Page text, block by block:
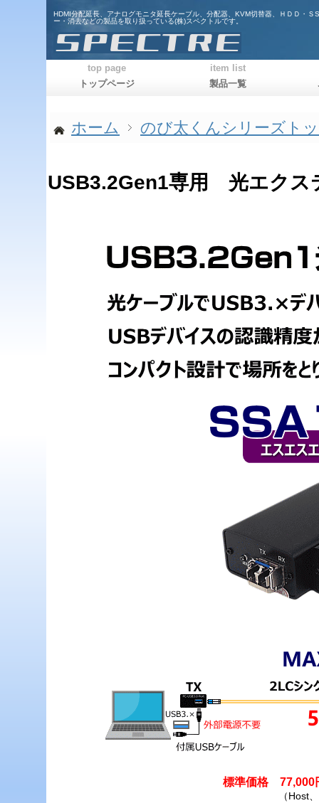
HDMI分配延長、アナログモニタ延長ケーブル、分配器、KVM切替器、ＨＤＤ・Ｓ
ー・消去などの製品を取り扱っている(株)スペクトルです。
ホーム のび太くんシリーズト
USB3.2Gen1専用 光エク
標準価格 77,000
（Host
top page
トップページ
item list
製品一覧